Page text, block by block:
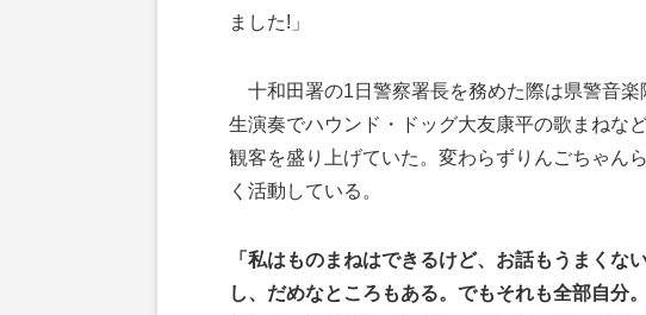
ました!」
十和田署の1日警察署長を務めた際は県警音楽
生演奏でハウンド・ドッグ大友康平の歌まねな
観客を盛り上げていた。変わらずりんごちゃん
く活動している。
「私はものまねはできるけど、お話もうまくな
し、だめなところもある。でもそれも全部自分